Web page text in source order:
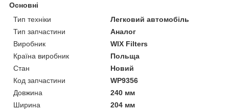
Основні
Тип техніки
Легковий автомобіль
Тип запчастини
Аналог
Виробник
WIX Filters
Країна виробник
Польща
Стан
Новий
Код запчастини
WP9356
Довжина
240 мм
Ширина
204 мм